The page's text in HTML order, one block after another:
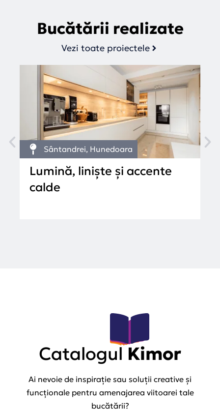
Bucătării realizate
Vezi toate proiectele
Sântandrei, Hunedoara
Lumină, liniște și accente
calde
Catalogul Kimor
Ai nevoie de inspirație sau soluții creative și
funcționale pentru amenajarea viitoarei tale
bucătării?